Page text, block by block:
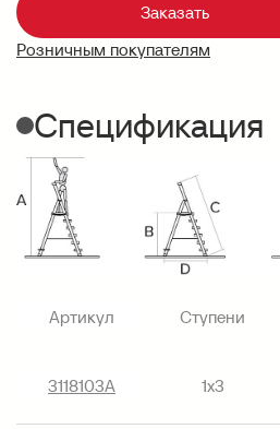
Заказать
Розничным покупателям
Спецификация
Артикул Ступени
3118103А 1х3